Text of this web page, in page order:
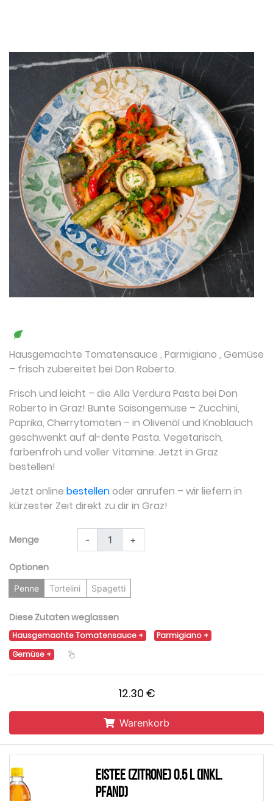
Hausgemachte Tomatensauce , Parmigiano , Gemüse
– frisch zubereitet bei Don Roberto.
Frisch und leicht – die Alla Verdura Pasta bei Don
Roberto in Graz! Bunte Saisongemüse – Zucchini,
Paprika, Cherrytomaten – in Olivenöl und Knoblauch
geschwenkt auf al-dente Pasta. Vegetarisch,
farbenfroh und voller Vitamine. Jetzt in Graz
bestellen!
Jetzt online bestellenoder anrufen – wir liefern in
kürzester Zeit direkt zu dir in Graz!
Menge - +
Optionen
Penne Tortelini Spagetti
Diese Zutaten weglassen
Hausgemachte Tomatensauce
Parmigiano
Gemüse
12.30 €
Warenkorb
Eistee (Zitrone) 0.5 L (inkl.
Pfand)